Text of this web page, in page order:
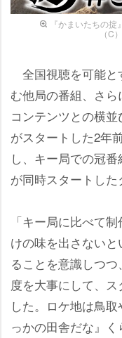
『かまいたちの
（C
全国視聴を可能と
む他局の番組、さ
コンテンツとの横
がスタートした2年
し、キー局での冠
が同時スタートした
「キー局に比べて
けの味を出さない
ることを意識しつ
度を大事にして、
した。ロケ地は鳥
っかの田舎だな』